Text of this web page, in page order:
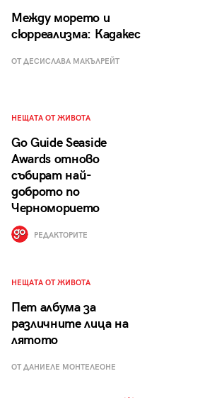
Между морето и
сюрреализма: Кадакес
ОТ ДЕСИСЛАВА МАКЪЛРЕЙТ
НЕЩАТА ОТ ЖИВОТА
Go Guide Seaside
Awards отново
събират най-
доброто по
Черноморието
РЕДАКТОРИТЕ
НЕЩАТА ОТ ЖИВОТА
Пет албума за
различните лица на
лятото
ОТ ДАНИЕЛЕ МОНТЕЛЕОНЕ